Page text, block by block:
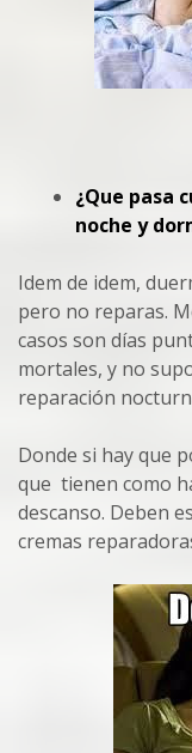
¿Que pasa
noche y
Idem de idem,
pero no reparas.
casos son días
mortales, y no
reparación
Donde si hay que
que tienen como
descanso. Deben
cremas